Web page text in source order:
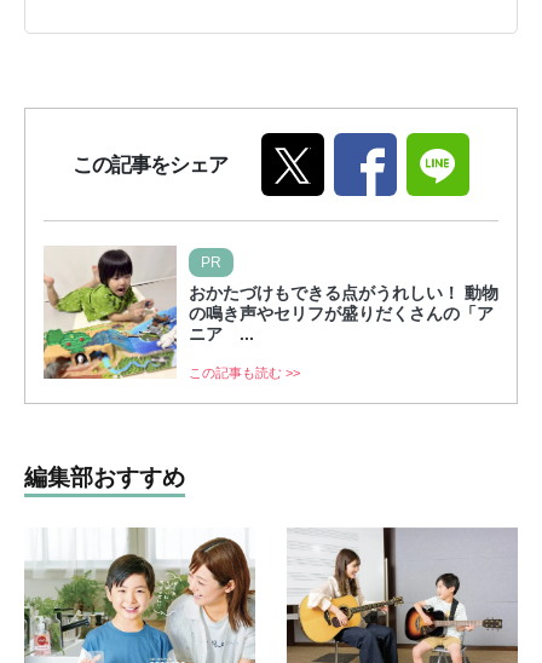
この記事をシェア
PR
おかたづけもできる点がうれしい！ 動物
の鳴き声やセリフが盛りだくさんの「ア
ニア ...
この記事も読む >>
編集部おすすめ